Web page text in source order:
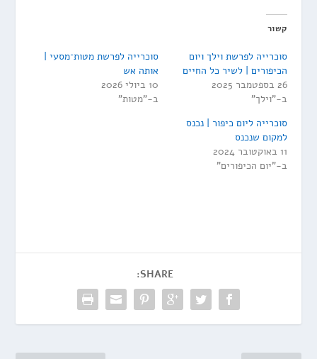
קשור
סוכרייה לפרשת וילך ויום
הכיפורים | לשיר כל החיים
26 בספטמבר 2025
ב-"וילך"
סוכרייה לפרשת מטות־מסעי |
אותה אש
10 ביולי 2026
ב-"מטות"
סוכרייה ליום כיפור | נכנס
למקום שנכנס
11 באוקטובר 2024
ב-"יום הכיפורים"
SHARE: